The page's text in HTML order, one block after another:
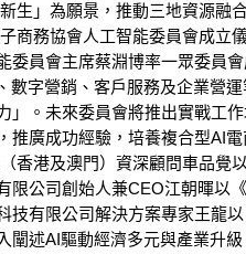
生」為願景，推動三地資源融
商務協會人工智能委員會成立
委員會主席蔡淵博率一眾委員
數字營銷、客戶服務及企業營
」。未來委員會將推出實戰工
推廣成功經驗，培養複合型AI
香港及澳門）資深顧問車品覺
限公司創始人兼CEO江朝暉以
技有限公司解決方案專家王
闡述AI驅動經濟多元與產業升